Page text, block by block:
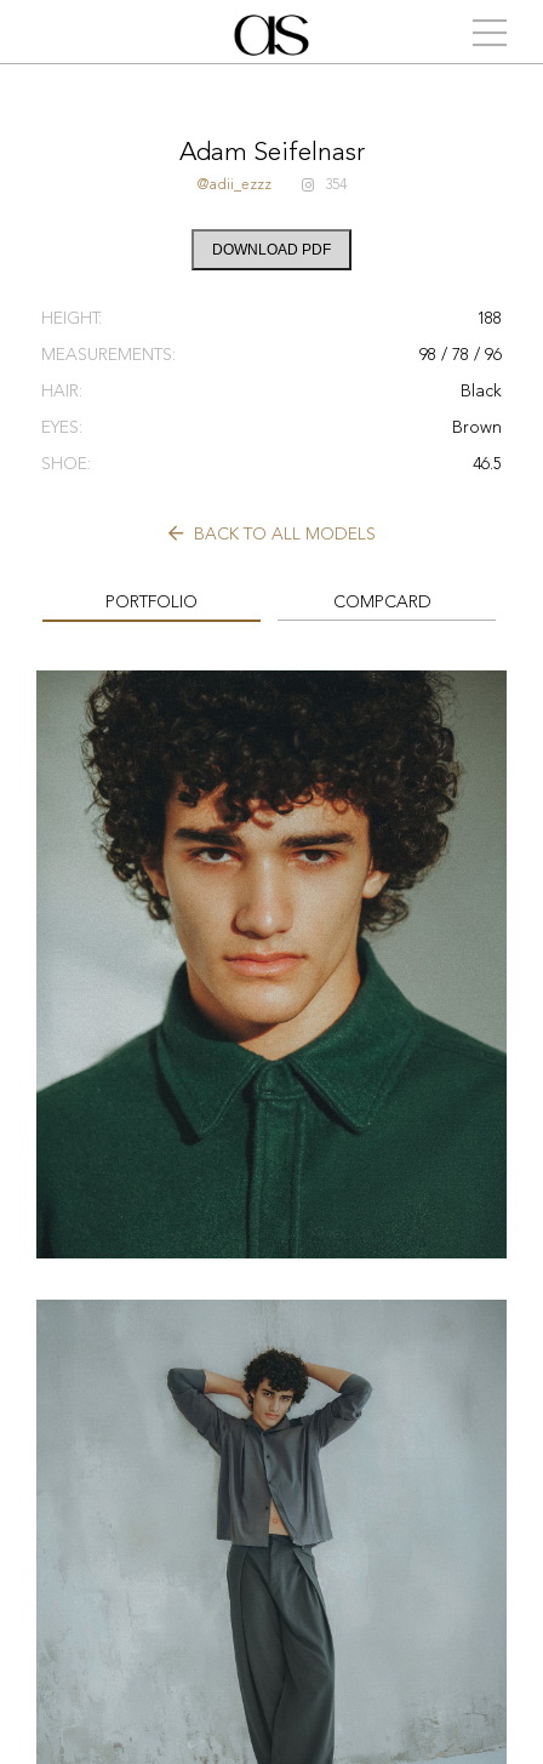
Adam Seifelnasr
@adii_ezzz 354
DOWNLOAD PDF
HEIGHT: 188
MEASUREMENTS: 98 / 78 / 96
HAIR: Black
EYES: Brown
SHOE: 46.5
BACK TO ALL MODELS
PORTFOLIO COMPCARD